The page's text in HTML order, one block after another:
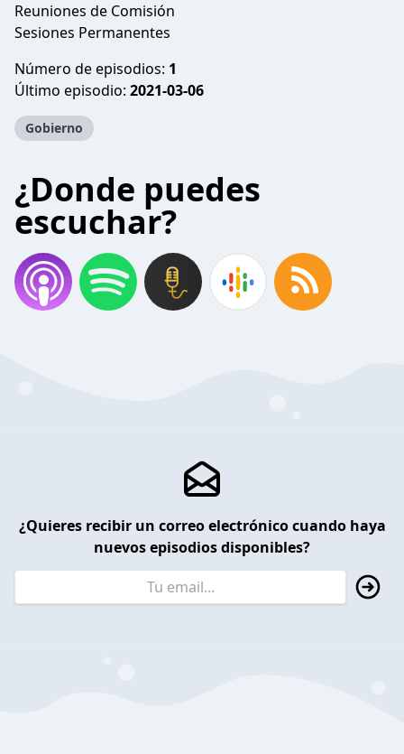
Reuniones de Comisión
Sesiones Permanentes
Número de episodios: 1
Último episodio: 2021-03-06
Gobierno
¿Donde puedes
escuchar?
¿Quieres recibir un correo electrónico cuando haya
nuevos episodios disponibles?